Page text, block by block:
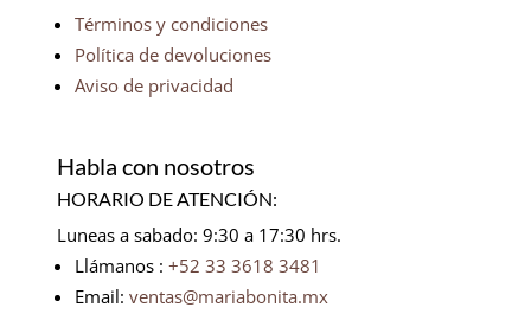
Términos y condiciones
Política de devoluciones
Aviso de privacidad
Habla con nosotros
HORARIO DE ATENCIÓN:
Luneas a sabado: 9:30 a 17:30 hrs.
Llámanos : +52 33 3618 3481
Email: ventas@mariabonita.mx